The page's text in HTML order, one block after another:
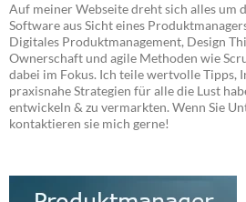
Auf meiner Webseite dreht sich alles um
Software aus Sicht eines
Digitales Produktmanagement, Design
Ownerschaft und agile Methoden wie
dabei im Fokus. Ich teile wertvolle Tipps,
praxisnahe Strategien für alle die Lust
entwickeln & zu vermarkten. Wenn Sie
kontaktieren sie mich gerne!